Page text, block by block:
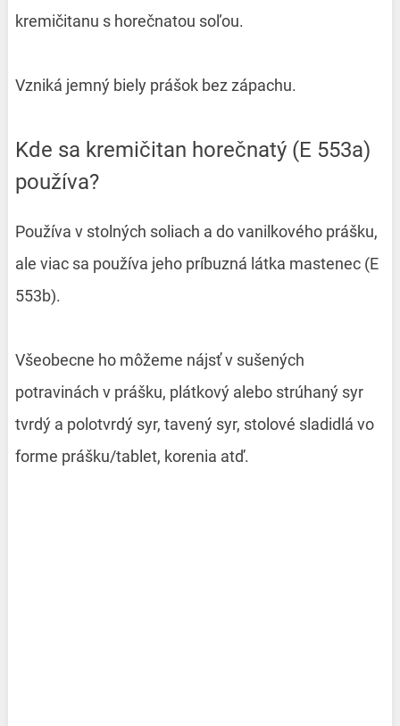
kremičitanu s horečnatou soľou.
Vzniká jemný biely prášok bez zápachu.
Kde sa kremičitan horečnatý (E 553a)
používa?
Používa v stolných soliach a do vanilkového prášku,
ale viac sa používa jeho príbuzná látka mastenec (E
553b).
Všeobecne ho môžeme nájsť v sušených
potravinách v prášku, plátkový alebo strúhaný syr
tvrdý a polotvrdý syr, tavený syr, stolové sladidlá vo
forme prášku/tablet, korenia atď.